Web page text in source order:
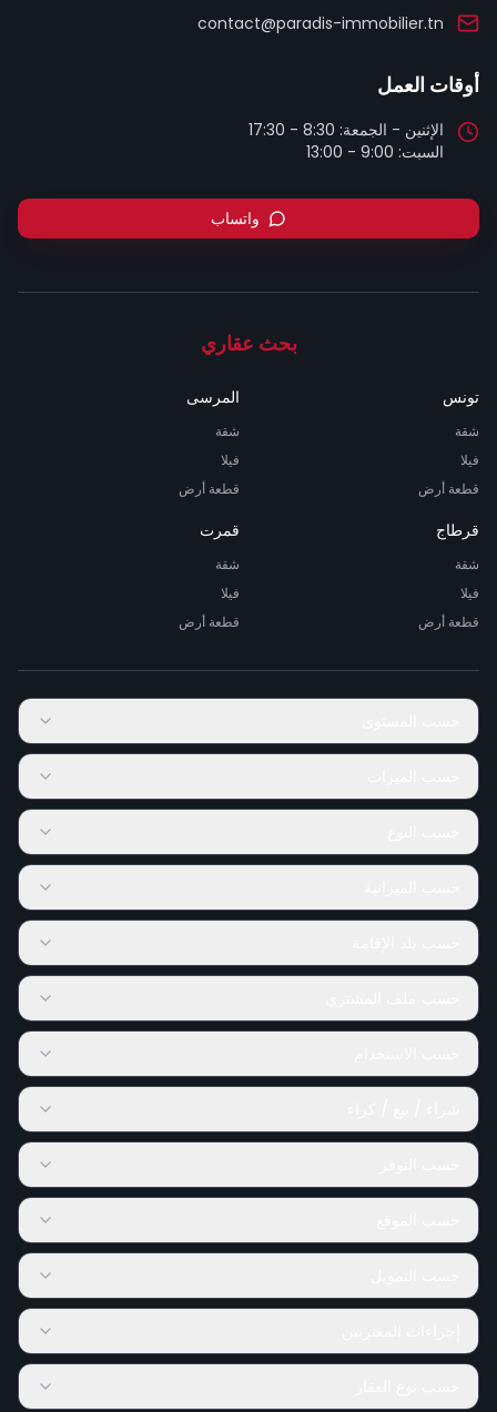
contact@paradis-immobilier.tn
أوقات العمل
السبت: 9:00 - 13:00
واتساب
بحث عقاري
تونس
شقة
فيلا
قطعة أرض
المرسى
شقة
فيلا
قطعة أرض
قرطاج
شقة
فيلا
قطعة أرض
قمرت
شقة
فيلا
قطعة أرض